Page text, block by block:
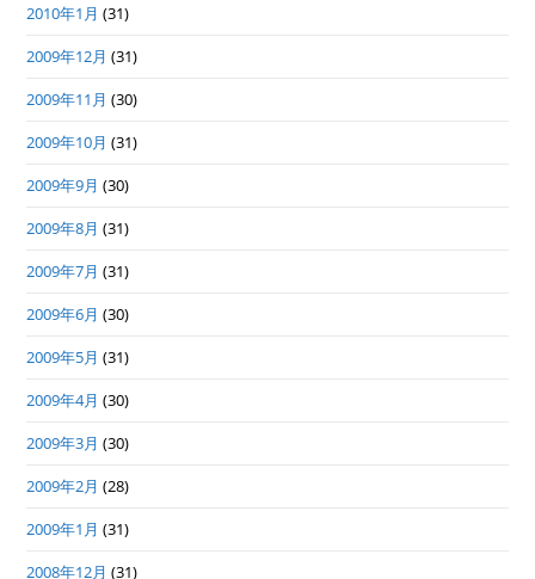
2010年1月 (31)
2009年12月 (31)
2009年11月 (30)
2009年10月 (31)
2009年9月 (30)
2009年8月 (31)
2009年7月 (31)
2009年6月 (30)
2009年5月 (31)
2009年4月 (30)
2009年3月 (30)
2009年2月 (28)
2009年1月 (31)
2008年12月 (31)